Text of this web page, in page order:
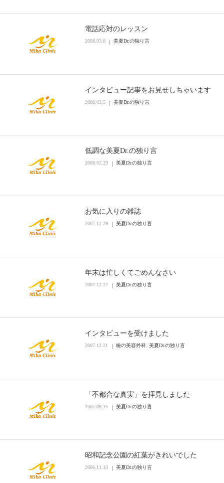
電話応対のレッスン
2008.03.8 美夏Dr.の独り言
インタビュー記事をお見せしちゃいます
2008.03.5 美夏Dr.の独り言
低調な美夏Dr.の独り言
2008.02.29 美夏Dr.の独り言
お気に入りの雑誌
2007.12.29 美夏Dr.の独り言
年末は忙しくてごめんなさい
2007.12.27 美夏Dr.の独り言
インタビューを受けました
2007.12.21 瞼の美容外科 美夏Dr.の独り言
「不都合な真実」を拝見しました
2007.09.15 美夏Dr.の独り言
昭和記念公園の紅葉がきれいでした
2006.11.13 美夏Dr.の独り言